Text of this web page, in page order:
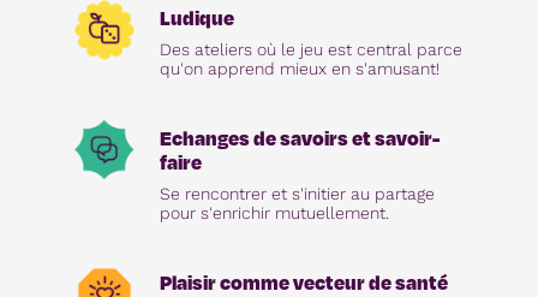
Ludique
Des ateliers où le jeu est central parce
qu'on apprend mieux en s'amusant!
Echanges de savoirs et savoir-
faire
Se rencontrer et s'initier au partage
pour s'enrichir mutuellement.
Plaisir comme vecteur de santé